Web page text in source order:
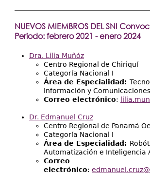
NUEVOS MIEMBROS DEL SNI
Periodo: febrero 2021 - enero 2024
Dra. Lilia Muñóz
Centro Regional de Chiriquí
Categoría Nacional I
Área de Especialidad:
Información y Comunicaciones
Correo electrónico:
Dr. Edmanuel Cruz
Centro Regional de Panamá
Categoría Nacional I
Área de Especialidad:
Automatización e Inteligencia
Correo
electrónico: